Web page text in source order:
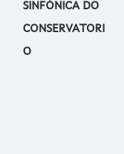
SINFÓNICA DO
CONSERVATORI
O